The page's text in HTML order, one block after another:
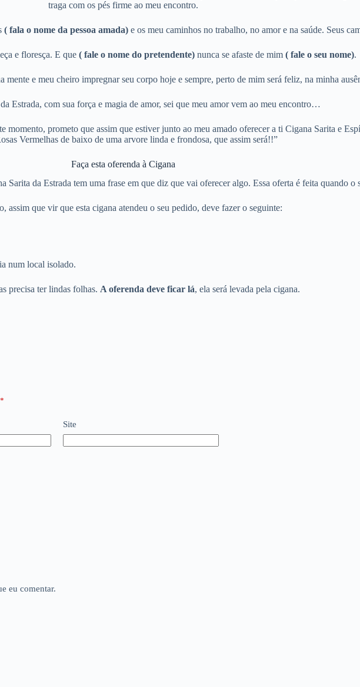
traga com os pés firme ao meu encontro.
( fala o nome da pessoa amada) e os meu caminhos no trabalho, no amor e na saúde. Seus
e floresça. E que( fale o nome do pretendente)nunca se afaste de mim( fale o seu nome).
mente e meu cheiro impregnar seu corpo hoje e sempre, perto de mim será feliz, na minha
Estrada, com sua força e magia de amor, sei que meu amor vem ao meu encontro…
prometo que assim que estiver junto ao meu amado oferecer a ti Cigana Sarita e
Vermelhas de baixo de uma arvore linda e frondosa, que assim será!!”
Faça esta oferenda à Cigana
Sarita da Estrada tem uma frase em que diz que vai oferecer algo. Essa oferta é feita quando o
assim que vir que esta cigana atendeu o seu pedido, deve fazer o seguinte:
num local isolado.
precisa ter lindas folhas. A oferenda deve ficar lá, ela será levada pela cigana.
*
Site
eu comentar.